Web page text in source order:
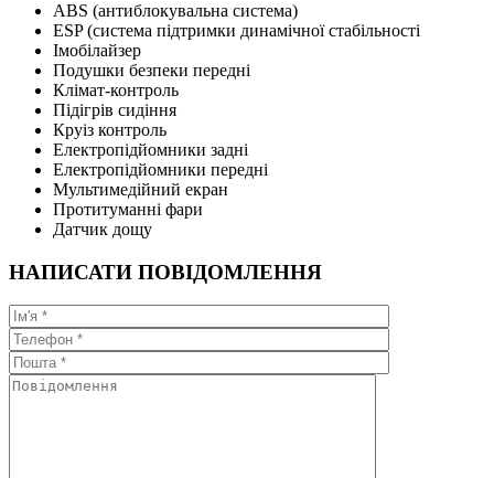
ABS (антиблокувальна система)
ESP (система підтримки динамічної стабільності
Імобілайзер
Подушки безпеки передні
Клімат-контроль
Підігрів сидіння
Круіз контроль
Електропідйомники задні
Електропідйомники передні
Мультимедійний екран
Протитуманні фари
Датчик дощу
НАПИСАТИ ПОВІДОМЛЕННЯ